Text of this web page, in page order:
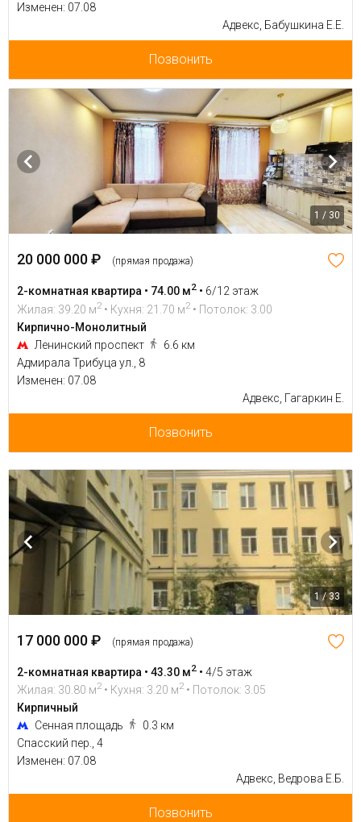
Изменен: 07.08
Адвекс, Бабушкина Е.Е.
Позвонить
1 / 30
20 000 000 ₽ (прямая продажа)
2-комнатная квартира • 74.00 м2 • 6/12 этаж
Жилая: 39.20 м2 • Кухня: 21.70 м2 • Потолок: 3.00
Кирпично-Монолитный
Ленинский проспект
6.6 км
Адмирала Трибуца ул., 8
Изменен: 07.08
Адвекс, Гагаркин Е.
Позвонить
1 / 33
17 000 000 ₽ (прямая продажа)
2-комнатная квартира • 43.30 м2 • 4/5 этаж
Жилая: 30.80 м2 • Кухня: 3.20 м2 • Потолок: 3.05
Кирпичный
Сенная площадь
0.3 км
Спасский пер., 4
Изменен: 07.08
Адвекс, Ведрова Е.Б.
Позвонить